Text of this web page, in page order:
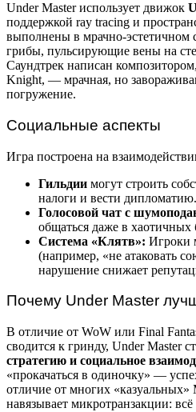
Under Master использует движок
поддержкой ray tracing и
выполнены в мрачно-эстетичном
грибы, пульсирующие вены на
Саундтрек написан
Knight, — мрачная, но
погружение.
Социальные аспекты
Игра построена на
Гильдии могут строить
налоги и вести дипломатию.
Голосовой чат с
общаться даже в хаотичных
Система «Клятв»: Игроки
(например, «не атаковать
нарушение снижает
Почему Under Master
В отличие от WoW или Final
сводится к гринду, Under Master
стратегию и социальное
«прокачаться в одиночку» —
отличие от многих
навязывает микротранзакции: